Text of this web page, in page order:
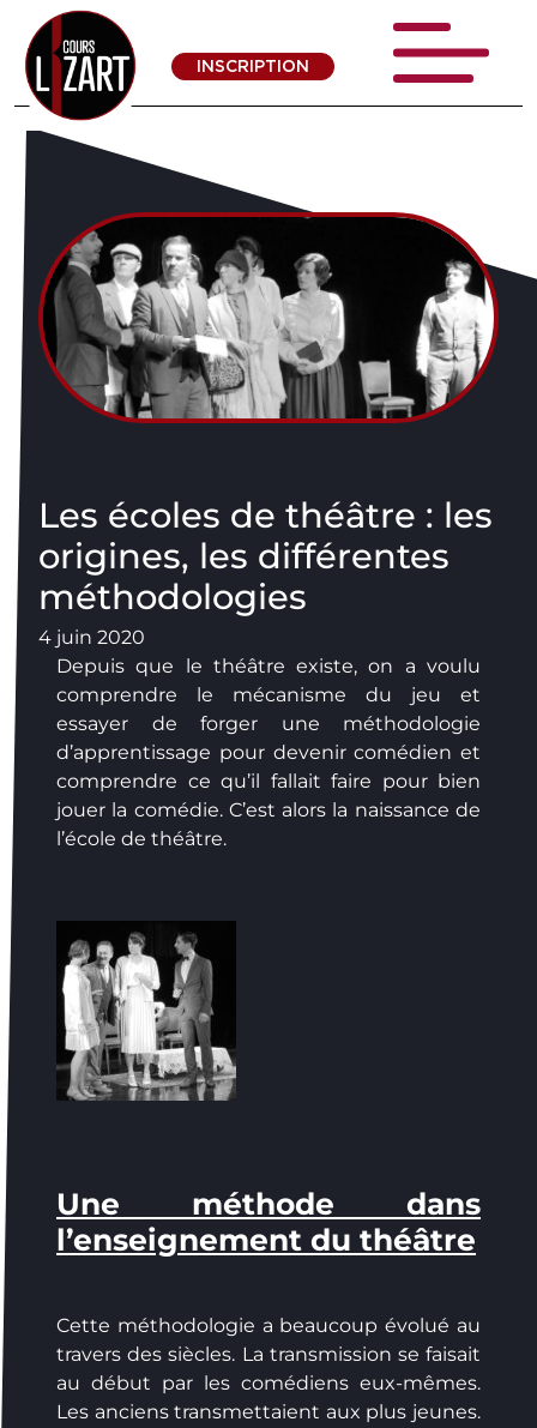
INSCRIPTION
Les écoles de théâtre : les
origines, les différentes
méthodologies
4 juin 2020
Depuis que le théâtre existe, on a voulu
comprendre le mécanisme du jeu et
essayer de forger une méthodologie
d’apprentissage pour devenir comédien et
comprendre ce qu’il fallait faire pour bien
jouer la comédie. C’est alors la naissance de
l’école de théâtre.
Une méthode dans
l’enseignement du théâtre
Cette méthodologie a beaucoup évolué au
travers des siècles. La transmission se faisait
au début par les comédiens eux-mêmes.
Les anciens transmettaient aux plus jeunes.